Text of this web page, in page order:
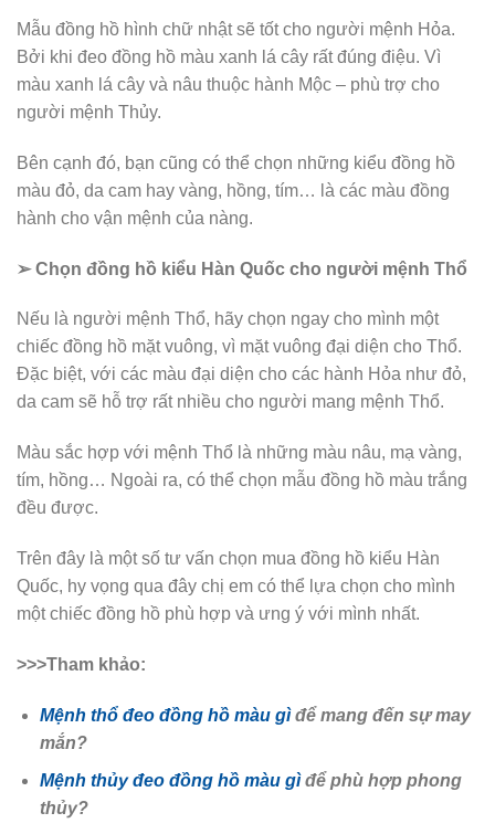
Mẫu đồng hồ hình chữ nhật sẽ tốt cho người mệnh Hỏa.
Bởi khi đeo đồng hồ màu xanh lá cây rất đúng điệu. Vì
màu xanh lá cây và nâu thuộc hành Mộc – phù trợ cho
người mệnh Thủy.
Bên cạnh đó, bạn cũng có thể chọn những kiểu đồng hồ
màu đỏ, da cam hay vàng, hồng, tím… là các màu đồng
hành cho vận mệnh của nàng.
➢ Chọn đồng hồ kiểu Hàn Quốc cho người mệnh Thổ
Nếu là người mệnh Thổ, hãy chọn ngay cho mình một
chiếc đồng hồ mặt vuông, vì mặt vuông đại diện cho Thổ.
Đặc biệt, với các màu đại diện cho các hành Hỏa như đỏ,
da cam sẽ hỗ trợ rất nhiều cho người mang mệnh Thổ.
Màu sắc hợp với mệnh Thổ là những màu nâu, mạ vàng,
tím, hồng… Ngoài ra, có thể chọn mẫu đồng hồ màu trắng
đều được.
Trên đây là một số tư vấn chọn mua đồng hồ kiểu Hàn
Quốc, hy vọng qua đây chị em có thể lựa chọn cho mình
một chiếc đồng hồ phù hợp và ưng ý với mình nhất.
>>>Tham khảo:
Mệnh thổ đeo đồng hồ màu gìđể mang đến sự may
mắn?
Mệnh thủy đeo đồng hồ màu gìđể phù hợp phong
thủy?